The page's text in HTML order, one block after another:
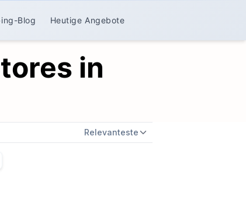
Blog Heutige Angebote
in
Relevanteste